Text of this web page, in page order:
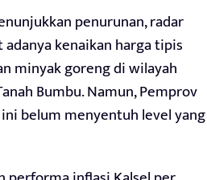
penurunan, radar
kenaikan harga tipis
minyak goreng di wilayah
Bumbu. Namun, Pemprov
belum menyentuh level yang